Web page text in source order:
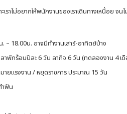
เราไม่อยากให้พนักงานของเราเดินทางเหนื่อย จน
– 18.00น. อาจมีทำงานเสาร์-อาทิตย์บ้าง
าพักร้อนปีละ 6 วัน ลากิจ 6 วัน (ทดลองงาน 4 เ
ยแรงงาน / หยุดราชการ ประมาณ 15 วัน
ำฟัน